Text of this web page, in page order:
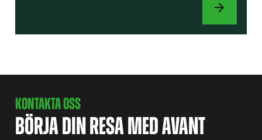
REDSKAP
KONTAKTA OSS
BÖRJA DIN RESA MED AVANT